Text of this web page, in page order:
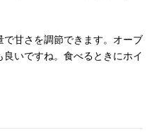
甘さを調節できます。オーブ
いですね。食べるときにホイ